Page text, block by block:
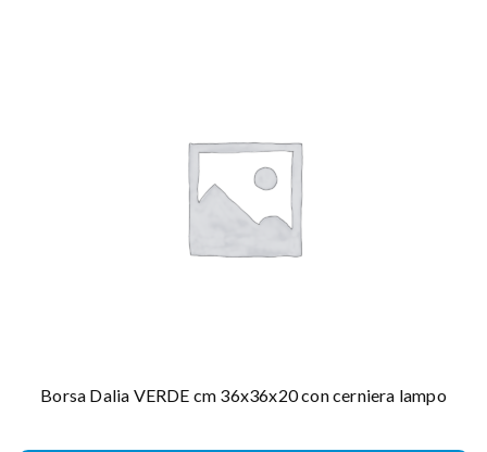
Borsa Dalia VERDE cm 36x36x20 con cerniera lampo